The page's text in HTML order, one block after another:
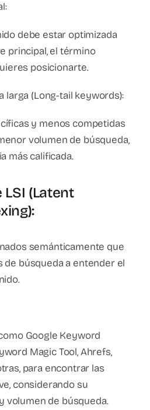
debe estar optimizada
principal, el término
posicionarte.
larga (Long-tail keywords):
y menos competidas
volumen de búsqueda,
más calificada.
LSI (Latent
semánticamente que
de búsqueda a entender el
Google Keyword
Magic Tool, Ahrefs,
para encontrar las
considerando su
volumen de búsqueda.